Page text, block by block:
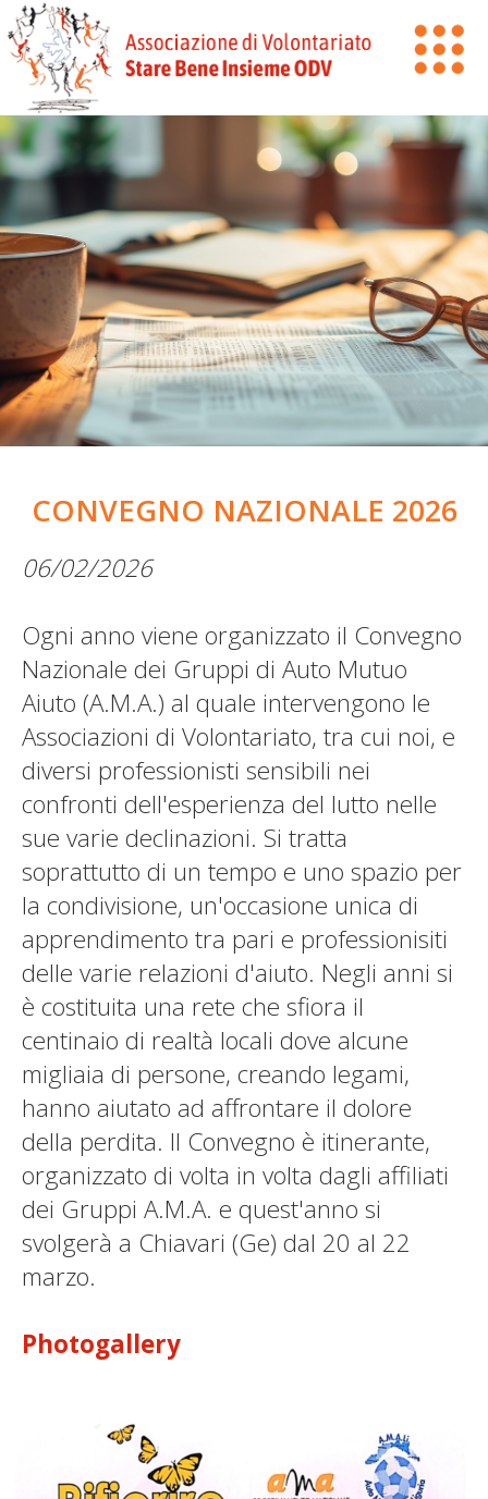
CONVEGNO NAZIONALE 2026
06/02/2026
Ogni anno viene organizzato il Convegno
Nazionale dei Gruppi di Auto Mutuo
Aiuto (A.M.A.) al quale intervengono le
Associazioni di Volontariato, tra cui noi, e
diversi professionisti sensibili nei
confronti dell'esperienza del lutto nelle
sue varie declinazioni. Si tratta
soprattutto di un tempo e uno spazio per
la condivisione, un'occasione unica di
apprendimento tra pari e professionisiti
delle varie relazioni d'aiuto. Negli anni si
è costituita una rete che sfiora il
centinaio di realtà locali dove alcune
migliaia di persone, creando legami,
hanno aiutato ad affrontare il dolore
della perdita. Il Convegno è itinerante,
organizzato di volta in volta dagli affiliati
dei Gruppi A.M.A. e quest'anno si
svolgerà a Chiavari (Ge) dal 20 al 22
marzo.
Photogallery